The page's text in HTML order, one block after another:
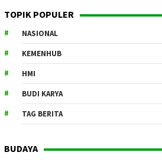
TOPIK POPULER
NASIONAL
KEMENHUB
HMI
BUDI KARYA
TAG BERITA
BUDAYA